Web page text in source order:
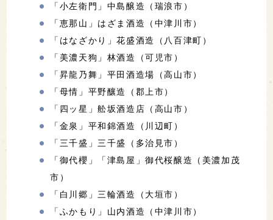
「小左衛門」中島醸造（瑞浪市）
「恵那山」はざま酒造（中津川市）
「はなざかり」花盛酒造（八百津町）
「美濃天狗」林酒造（可児市）
「昇龍乃舞」平田酒造場（高山市）
「母情」平野釀造（郡上市）
「四ッ星」舩坂酒造店（高山市）
「金泉」平和錦酒造（川辺町）
「三千盛」三千盛（多治見市）
「御代櫻」「津島屋」御代桜醸造（美濃加茂
市）
「白川郷」三輪酒造（大垣市）
「ふかもり」山内酒造（中津川市）